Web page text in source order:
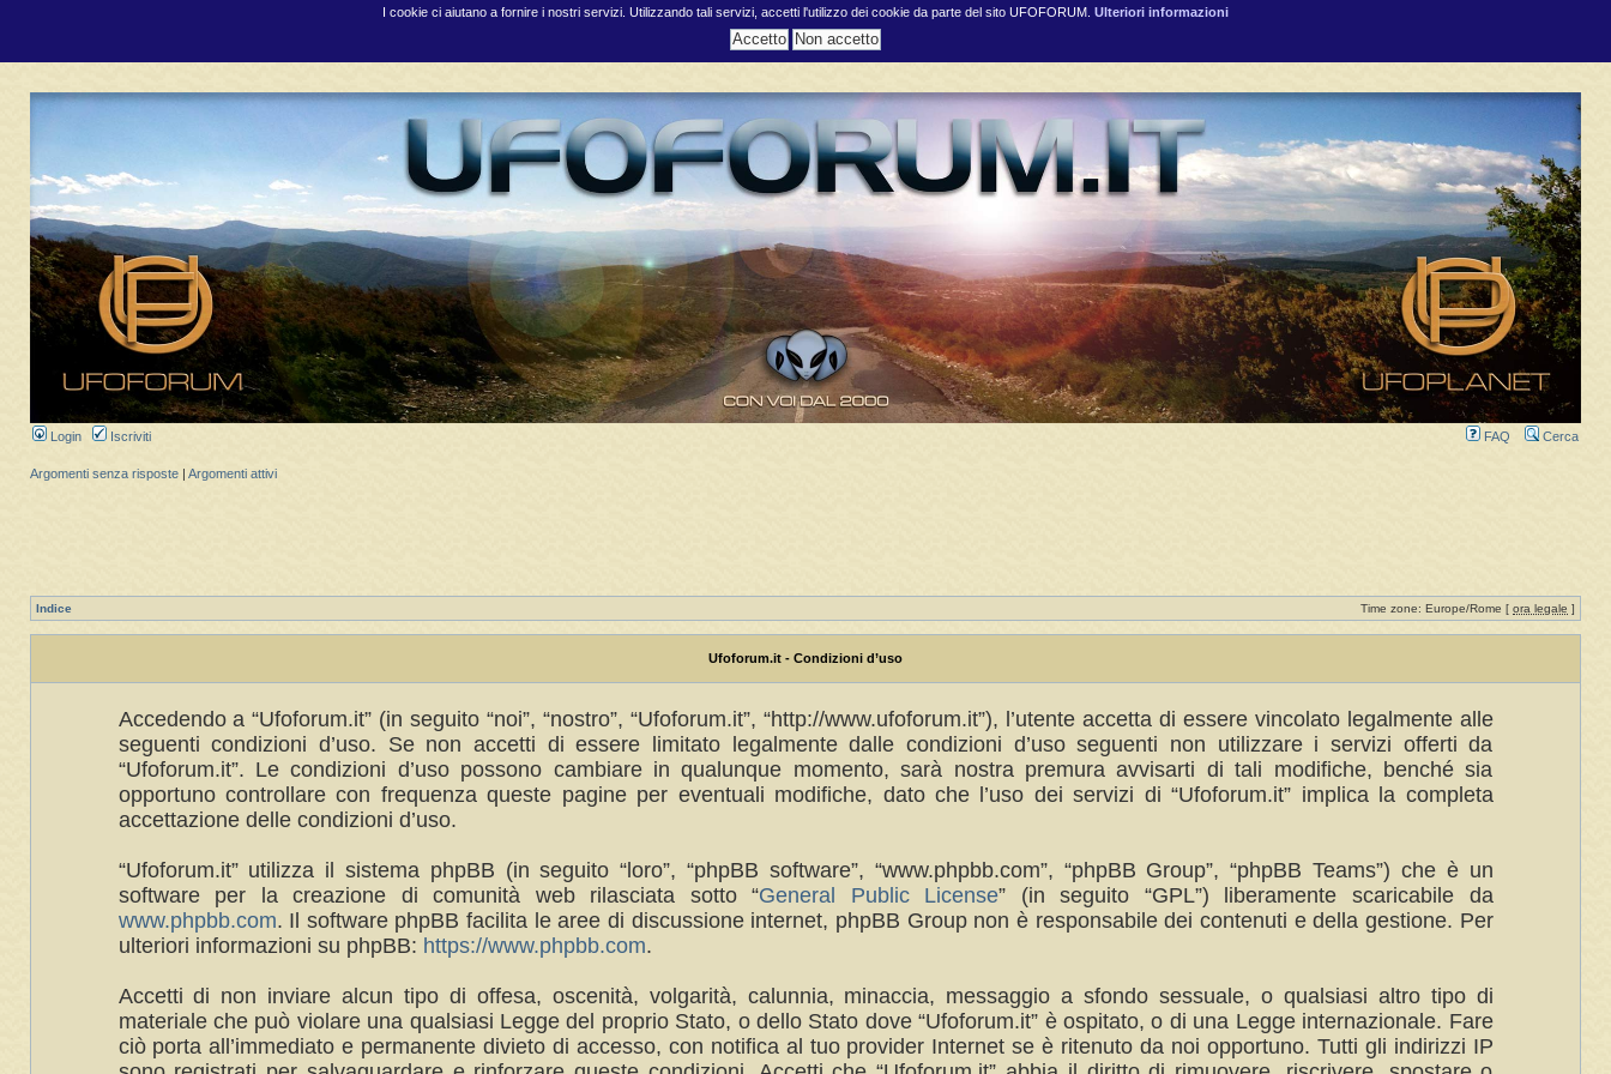
I cookie ci aiutano a fornire i nostri servizi. Utilizzando tali servizi, accetti l'utilizzo dei cookie da parte del sito UFOFORUM. Ulteriori informazioni
Login Iscriviti FAQ Cerca
Argomenti senza risposte Argomenti attivi
Indice Time zone: Europe/Rome [ ora legale ]
Ufoforum.it - Condizioni d’uso
Accedendo a “Ufoforum.it” (in seguito “noi”, “nostro”, “Ufoforum.it”, “http://www.ufoforum.it”), l’utente accetta di essere vincolato legalmente alle
seguenti condizioni d’uso. Se non accetti di essere limitato legalmente dalle condizioni d’uso seguenti non utilizzare i servizi offerti da
“Ufoforum.it”. Le condizioni d’uso possono cambiare in qualunque momento, sarà nostra premura avvisarti di tali modifiche, benché sia
opportuno controllare con frequenza queste pagine per eventuali modifiche, dato che l’uso dei servizi di “Ufoforum.it” implica la completa
accettazione delle condizioni d’uso.
“Ufoforum.it” utilizza il sistema phpBB (in seguito “loro”, “phpBB software”, “www.phpbb.com”, “phpBB Group”, “phpBB Teams”) che è un
software per la creazione di comunità web rilasciata sotto “General Public License” (in seguito “GPL”) liberamente scaricabile da
www.phpbb.com. Il software phpBB facilita le aree di discussione internet, phpBB Group non è responsabile dei contenuti e della gestione. Per
ulteriori informazioni su phpBB: https://www.phpbb.com.
Accetti di non inviare alcun tipo di offesa, oscenità, volgarità, calunnia, minaccia, messaggio a sfondo sessuale, o qualsiasi altro tipo di
materiale che può violare una qualsiasi Legge del proprio Stato, o dello Stato dove “Ufoforum.it” è ospitato, o di una Legge internazionale. Fare
ciò porta all’immediato e permanente divieto di accesso, con notifica al tuo provider Internet se è ritenuto da noi opportuno. Tutti gli indirizzi IP